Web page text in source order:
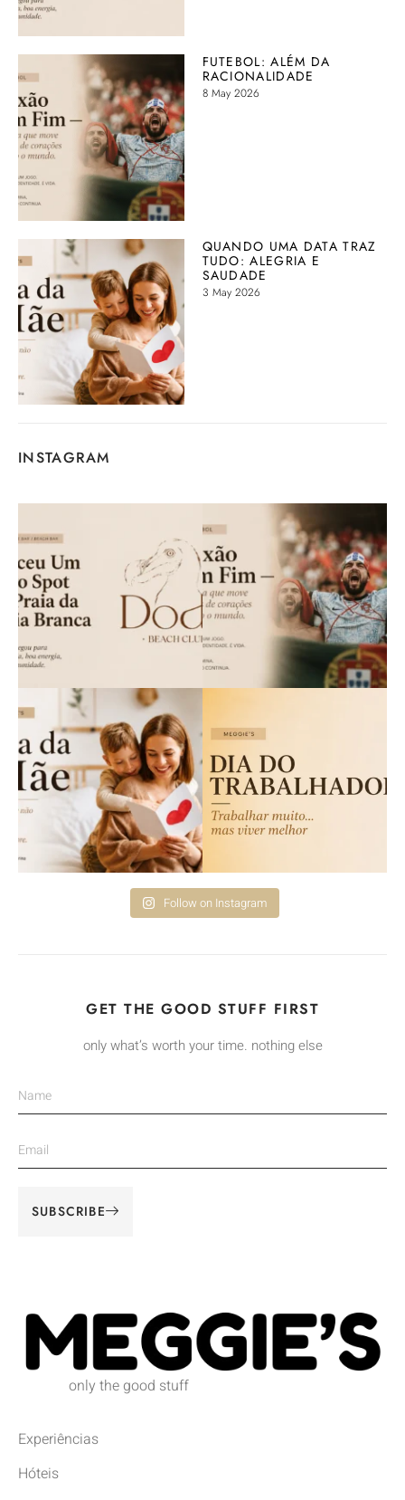
FUTEBOL: ALÉM DA
RACIONALIDADE
8 May 2026
QUANDO UMA DATA TRAZ
TUDO: ALEGRIA E
SAUDADE
3 May 2026
INSTAGRAM
Follow on Instagram
GET THE GOOD STUFF FIRST
only what’s worth your time. nothing else
SUBSCRIBE
only the good stuff
Experiências
Hóteis